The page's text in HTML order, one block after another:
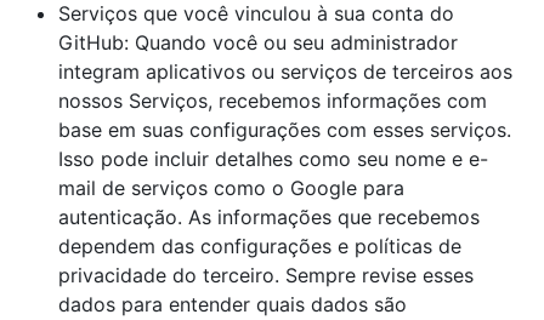
Serviços que você vinculou à sua conta do
GitHub: Quando você ou seu administrador
integram aplicativos ou serviços de terceiros aos
nossos Serviços, recebemos informações com
base em suas configurações com esses serviços.
Isso pode incluir detalhes como seu nome e e-
mail de serviços como o Google para
autenticação. As informações que recebemos
dependem das configurações e políticas de
privacidade do terceiro. Sempre revise esses
dados para entender quais dados são